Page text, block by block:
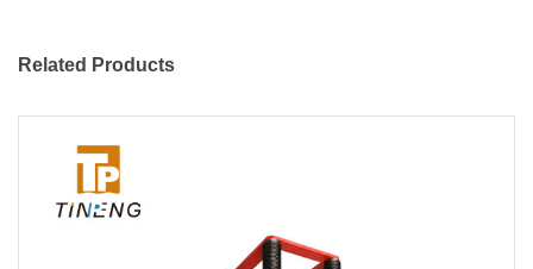
Related Products